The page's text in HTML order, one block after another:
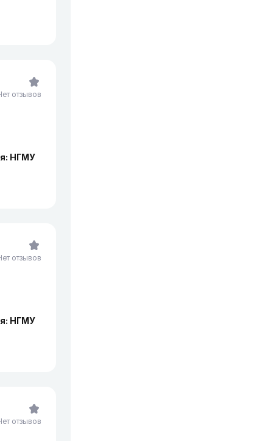
НГМУ
отзывов
НГМУ
отзывов
отзывов